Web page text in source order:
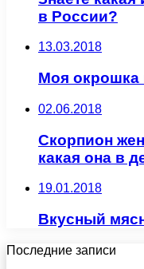
в России?
13.03.2018
Моя окрошка
02.06.2018
Скорпион
какая она в
19.01.2018
Вкусный
Последние записи